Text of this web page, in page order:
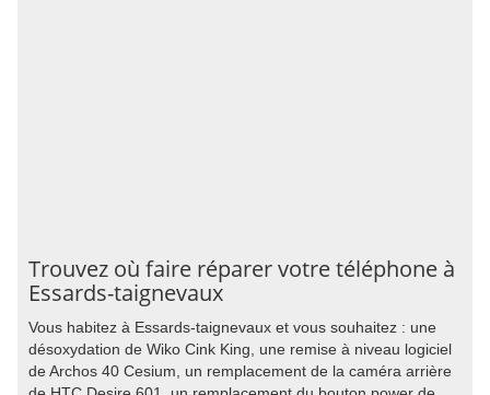
Trouvez où faire réparer votre téléphone à
Essards-taignevaux
Vous habitez à Essards-taignevaux et vous souhaitez : une
désoxydation de Wiko Cink King, une remise à niveau logiciel
de Archos 40 Cesium, un remplacement de la caméra arrière